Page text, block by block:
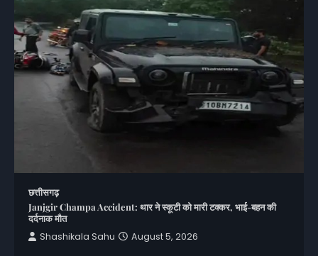
छत्तीसगढ़
Janjgir Champa Accident: थार ने स्कूटी को मारी टक्कर, भाई-बहन की
दर्दनाक मौत
Shashikala Sahu
August 5, 2026